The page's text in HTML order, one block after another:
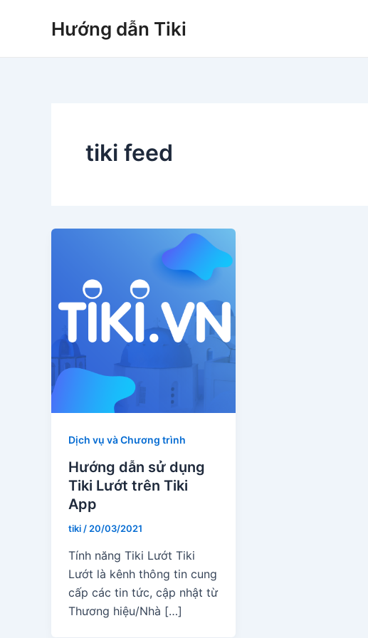
Hướng dẫn Tiki
tiki feed
Dịch vụ và Chương trình
Hướng dẫn sử dụng
Tiki Lướt trên Tiki
App
tiki/20/03/2021
Tính năng Tiki Lướt Tiki
Lướt là kênh thông tin cung
cấp các tin tức, cập nhật từ
Thương hiệu/Nhà […]